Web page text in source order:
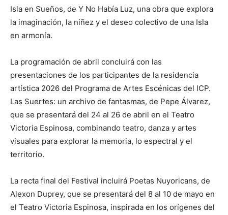
Isla en Sueños, de Y No Había Luz, una obra que explora
la imaginación, la niñez y el deseo colectivo de una Isla
en armonía.
La programación de abril concluirá con las
presentaciones de los participantes de la residencia
artística 2026 del Programa de Artes Escénicas del ICP.
Las Suertes: un archivo de fantasmas, de Pepe Álvarez,
que se presentará del 24 al 26 de abril en el Teatro
Victoria Espinosa, combinando teatro, danza y artes
visuales para explorar la memoria, lo espectral y el
territorio.
La recta final del Festival incluirá Poetas Nuyoricans, de
Alexon Duprey, que se presentará del 8 al 10 de mayo en
el Teatro Victoria Espinosa, inspirada en los orígenes del